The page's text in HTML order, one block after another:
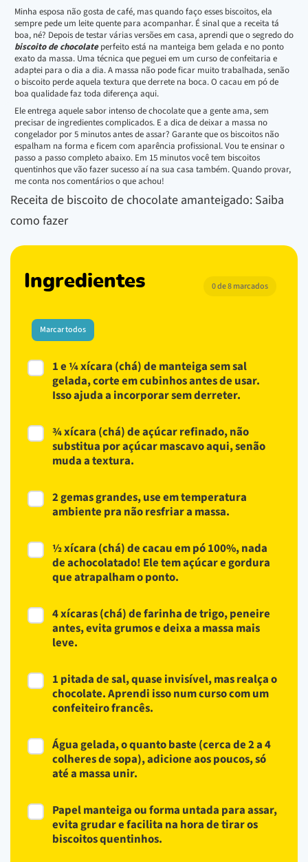
Minha esposa não gosta de café, mas quando faço esses biscoitos, ela
sempre pede um leite quente para acompanhar. É sinal que a receita tá
boa, né? Depois de testar várias versões em casa, aprendi que o segredo do
biscoito de chocolateperfeito está na manteiga bem gelada e no ponto
exato da massa. Uma técnica que peguei em um curso de confeitaria e
adaptei para o dia a dia. A massa não pode ficar muito trabalhada, senão
o biscoito perde aquela textura que derrete na boca. O cacau em pó de
boa qualidade faz toda diferença aqui.
Ele entrega aquele sabor intenso de chocolate que a gente ama, sem
precisar de ingredientes complicados. E a dica de deixar a massa no
congelador por 5 minutos antes de assar? Garante que os biscoitos não
espalham na forma e ficem com aparência profissional. Vou te ensinar o
passo a passo completo abaixo. Em 15 minutos você tem biscoitos
quentinhos que vão fazer sucesso aí na sua casa também. Quando provar,
me conta nos comentários o que achou!
Receita de biscoito de chocolate amanteigado: Saiba
como fazer
Ingredientes 0 de 8 marcados
Marcar todos
1 e ¼ xícara (chá) de manteiga sem sal
gelada, corte em cubinhos antes de usar.
Isso ajuda a incorporar sem derreter.
¾ xícara (chá) de açúcar refinado, não
substitua por açúcar mascavo aqui, senão
muda a textura.
2 gemas grandes, use em temperatura
ambiente pra não resfriar a massa.
½ xícara (chá) de cacau em pó 100%, nada
de achocolatado! Ele tem açúcar e gordura
que atrapalham o ponto.
4 xícaras (chá) de farinha de trigo, peneire
antes, evita grumos e deixa a massa mais
leve.
1 pitada de sal, quase invisível, mas realça o
chocolate. Aprendi isso num curso com um
confeiteiro francês.
Água gelada, o quanto baste (cerca de 2 a 4
colheres de sopa), adicione aos poucos, só
até a massa unir.
Papel manteiga ou forma untada para assar,
evita grudar e facilita na hora de tirar os
biscoitos quentinhos.